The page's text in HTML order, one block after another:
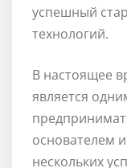
успешный
технологий.
В настоящее
является
основателем
нескольких